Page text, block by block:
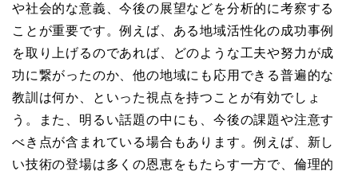
や社会的な意義、今後の展望などを分析的に考察する
ことが重要です。例えば、ある地域活性化の成功事例
を取り上げるのであれば、どのような工夫や努力が成
功に繋がったのか、他の地域にも応用できる普遍的な
教訓は何か、といった視点を持つことが有効でしょ
う。また、明るい話題の中にも、今後の課題や注意す
べき点が含まれている場合もあります。例えば、新し
い技術の登場は多くの恩恵をもたらす一方で、倫理的